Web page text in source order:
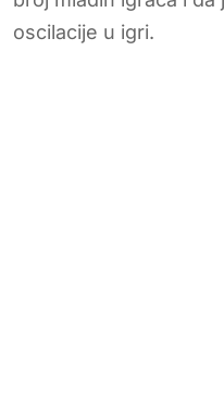
oscilacije u igri.